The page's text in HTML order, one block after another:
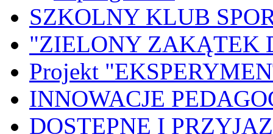
SZKOLNY KLUB
"ZIELONY ZAKĄTEK
Projekt
INNOWACJE
DOSTĘPNE I